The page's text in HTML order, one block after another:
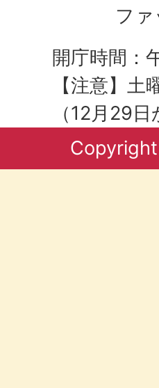
フ
開庁時間：
【注意】
（12月29